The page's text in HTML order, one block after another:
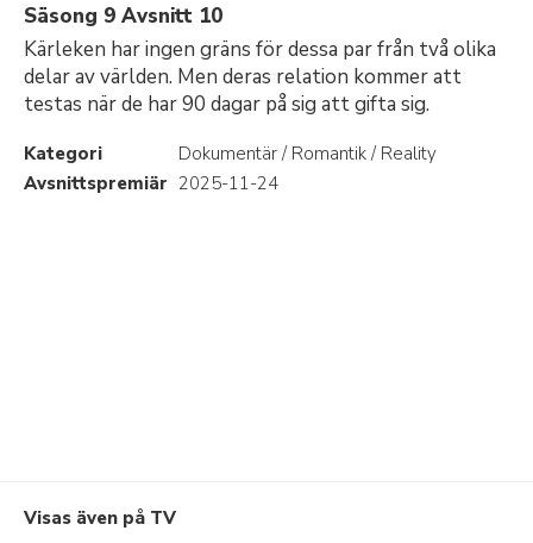
Säsong 9 Avsnitt 10
Kärleken har ingen gräns för dessa par från två olika
delar av världen. Men deras relation kommer att
testas när de har 90 dagar på sig att gifta sig.
Kategori
Dokumentär / Romantik / Reality
Avsnittspremiär 2025-11-24
Visas även på TV